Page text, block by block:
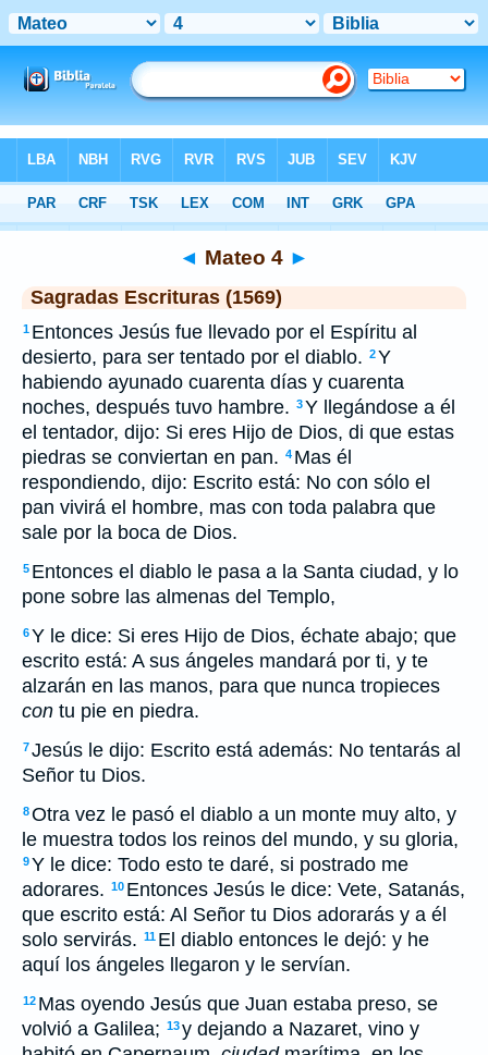
>SEV> Mateo 4
◄ Mateo 4 ►
Sagradas Escrituras (1569)
1 Entonces Jesús fue llevado por el Espíritu al
desierto, para ser tentado por el diablo. 2Y
habiendo ayunado cuarenta días y cuarenta
noches, después tuvo hambre. 3Y llegándose a él
el tentador, dijo: Si eres Hijo de Dios, di que estas
piedras se conviertan en pan. 4 Mas él
respondiendo, dijo: Escrito está: No con sólo el
pan vivirá el hombre, mas con toda palabra que
sale por la boca de Dios.
5 Entonces el diablo le pasa a la Santa ciudad, y lo
pone sobre las almenas del Templo,
6Y le dice: Si eres Hijo de Dios, échate abajo; que
escrito está: A sus ángeles mandará por ti, y te
alzarán en las manos, para que nunca tropieces
con tu pie en piedra.
7Jesús le dijo: Escrito está además: No tentarás al
Señor tu Dios.
8Otra vez le pasó el diablo a un monte muy alto, y
le muestra todos los reinos del mundo, y su gloria,
9Y le dice: Todo esto te daré, si postrado me
adorares. 10 Entonces Jesús le dice: Vete, Satanás,
que escrito está: Al Señor tu Dios adorarás y a él
solo servirás. 11 El diablo entonces le dejó: y he
aquí los ángeles llegaron y le servían.
12 Mas oyendo Jesús que Juan estaba preso, se
volvió a Galilea; 13y dejando a Nazaret, vino y